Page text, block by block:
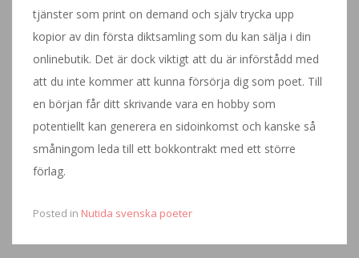
tjänster som print on demand och själv trycka upp
kopior av din första diktsamling som du kan sälja i din
onlinebutik. Det är dock viktigt att du är införstådd med
att du inte kommer att kunna försörja dig som poet. Till
en början får ditt skrivande vara en hobby som
potentiellt kan generera en sidoinkomst och kanske så
småningom leda till ett bokkontrakt med ett större
förlag.
Posted in Nutida svenska poeter